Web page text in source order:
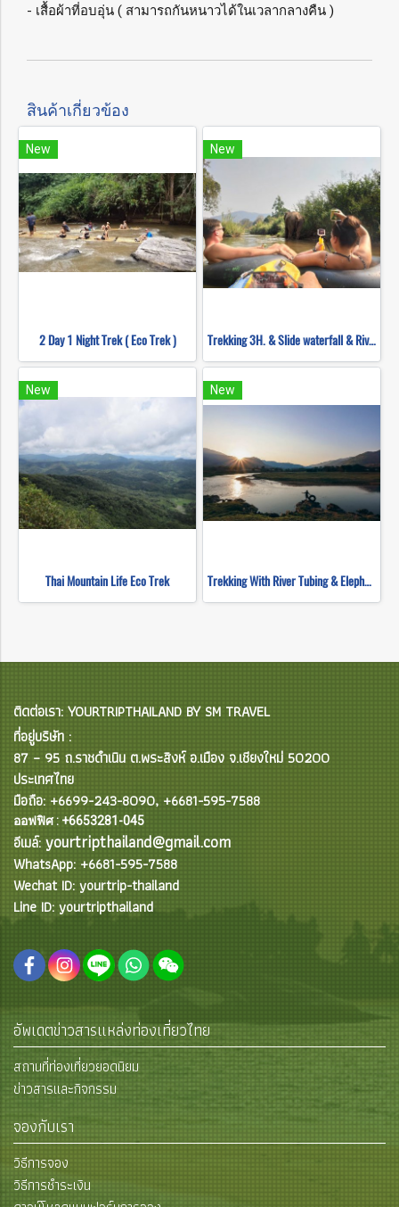
- เสื้อผ้าที่อบอุ่น ( สามารถกันหนาวได้ในเวลากลางคืน )
สินค้าเกี่ยวข้อง
New
2 Day 1 Night Trek ( Eco Trek )
New
Trekking 3H. & Slide waterfall & River tubing- Overnight
New
Thai Mountain Life Eco Trek
New
Trekking With River Tubing & Elephant
ติดต่อเรา: YOURTRIPTHAILAND BY SM TRAVEL
ที่อยู่บริษัท :
87 – 95 ถ.ราชดำเนิน ต.พระสิงห์ อ.เมือง จ.เชียงใหม่ 50200
ประเทศไทย
มือถือ: +6699-243-8090, +6681-595-7588
ออฟฟิศ : +6653281-045
อีเมล์: yourtripthailand@gmail.com
WhatsApp: +6681-595-7588
Wechat ID: yourtrip-thailand
Line ID: yourtripthailand
อัพเดตข่าวสารแหล่งท่องเที่ยวไทย
สถานที่ท่องเที่ยวยอดนิยม
ข่าวสารและกิจกรรม
จองกับเรา
วิธีการจอง
วิธีการชำระเงิน